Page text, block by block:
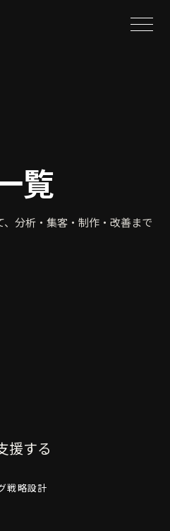
覧
分析・集客・制作・改善まで
援する
戦略設計